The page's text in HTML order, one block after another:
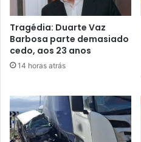
Tragédia: Duarte Vaz
Barbosa parte demasiado
cedo, aos 23 anos
14 horas atrás